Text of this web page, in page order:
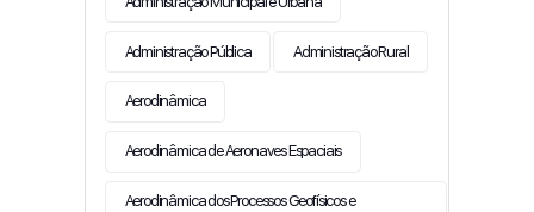
Administração Pública Administração Rural
Aerodinâmica
Aerodinâmica de Aeronaves Espaciais
Aerodinâmica dos Processos Geofísicos e